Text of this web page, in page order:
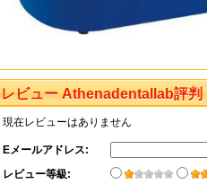
レビュー Athenadentallab評判
現在レビューはありません
Eメールアドレス:
レビュー等級: